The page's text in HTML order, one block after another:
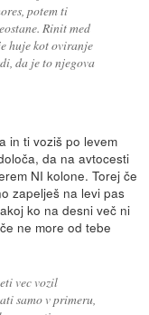
potem ti
Rinit med
huje kot oviranje
da je to njegova
in ti voziš po levem
da na avtocesti
NI kolone. Torej če
zapelješ na levi pas
ko na desni več ni
ne more od tebe
vec vozil
samo v primeru,